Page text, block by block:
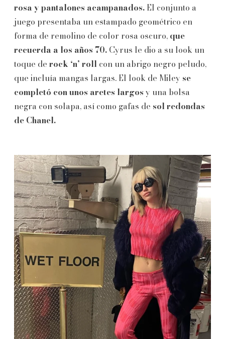
rosa y pantalones acampanados. El conjunto a
juego presentaba un estampado geométrico en
forma de remolino de color rosa oscuro, que
recuerda a los años 70. Cyrus le dio a su look un
toque de rock ‘n’ roll con un abrigo negro peludo,
que incluía mangas largas. El look de Miley se
completó con unos aretes largos y una bolsa
negra con solapa, así como gafas de sol redondas
de Chanel.